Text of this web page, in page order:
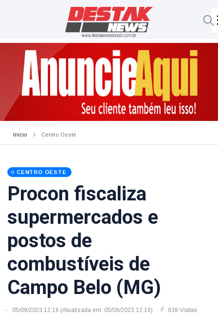
Início Centro Oeste
CENTRO OESTE
Procon fiscaliza
supermercados e
postos de
combustíveis de
Campo Belo (MG)
05/09/2023 12:16 (Atualizada em: 05/09/2023 12:16) 938 Visitas